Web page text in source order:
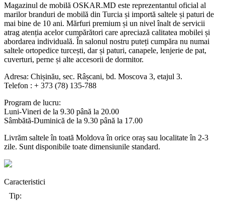
Magazinul de mobilă OSKAR.MD este reprezentantul oficial al
marilor branduri de mobilă din Turcia și importă saltele și paturi de
mai bine de 10 ani. Mărfuri premium și un nivel înalt de servicii
atrag atenția acelor cumpărători care apreciază calitatea mobilei și
abordarea individuală. În salonul nostru puteți cumpăra nu numai
saltele ortopedice turcești, dar și paturi, canapele, lenjerie de pat,
cuverturi, perne și alte accesorii de dormitor.
Adresa: Chișinău, sec. Râșcani, bd. Moscova 3, etajul 3.
Telefon : + 373 (78) 135-788
Program de lucru:
Luni-Vineri de la 9.30 până la 20.00
Sâmbătă-Duminică de la 9.30 până la 17.00
Livrăm saltele în toată Moldova în orice oraș sau localitate în 2-3
zile. Sunt disponibile toate dimensiunile standard.
Caracteristici
Tip: